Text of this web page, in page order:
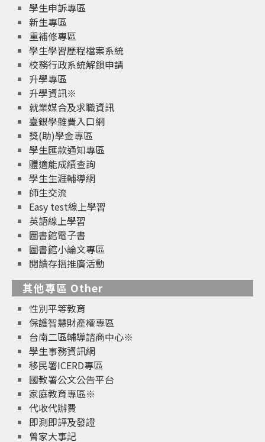
學生申訴專區
新生專區
重補修專區
學生學習歷程檔案系統
校務行政系統解鎖申請
升學專區
升學資訊※
就業媒合及求職資訊
臺銀學雜費入口網
獎(助)學金專區
學生匯款通知專區
體適能成績查詢
學生生涯輔導網
師生交流
Easy test線上學習
英語線上學習
圖書館電子書
圖書館小論文專區
閱讀存摺推廣活動
其他專區 Other
性別平等教育
保護智慧財產權專區
台南二區輔導諮商中心※
學生事務資訊網
移民署ICERD專區
國教署公文公告平台
家庭教育專區※
代收代辦費
即測即評及發證
曾家大事記